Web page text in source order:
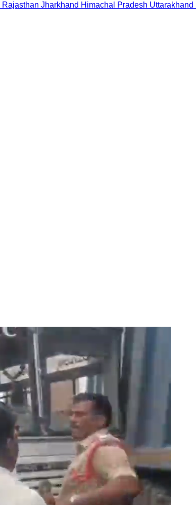
Rajasthan Jharkhand Himachal Pradesh Uttarakhand